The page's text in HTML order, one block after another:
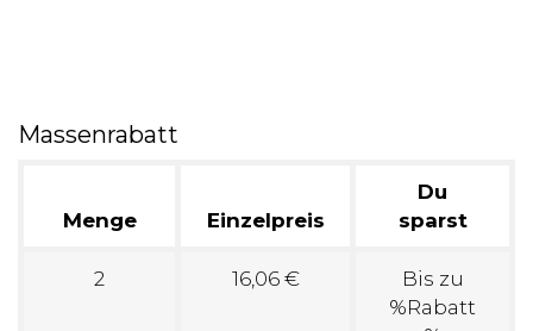
Massenrabatt
Menge Einzelpreis
Du
sparst
2 16,06 €
Bis zu
%Rabatt